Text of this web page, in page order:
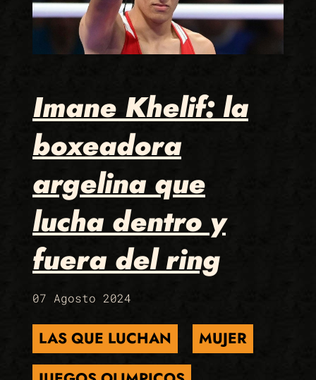
Imane Khelif: la
boxeadora
argelina que
lucha dentro y
fuera del ring
07 Agosto 2024
LAS QUE LUCHAN
MUJER